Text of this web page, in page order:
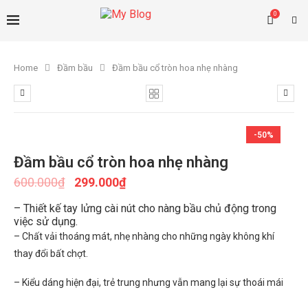
0
Home Đầm bầu Đầm bầu cổ tròn hoa nhẹ nhàng
-50%
Đầm bầu cổ tròn hoa nhẹ nhàng
600.000₫ 299.000₫
– Thiết kế tay lửng cài nút cho nàng bầu chủ động trong
việc sử dụng.
– Chất vải thoáng mát, nhẹ nhàng cho những ngày không khí
thay đổi bất chợt.
– Kiểu dáng hiện đại, trẻ trung nhưng vẫn mang lại sự thoái mái